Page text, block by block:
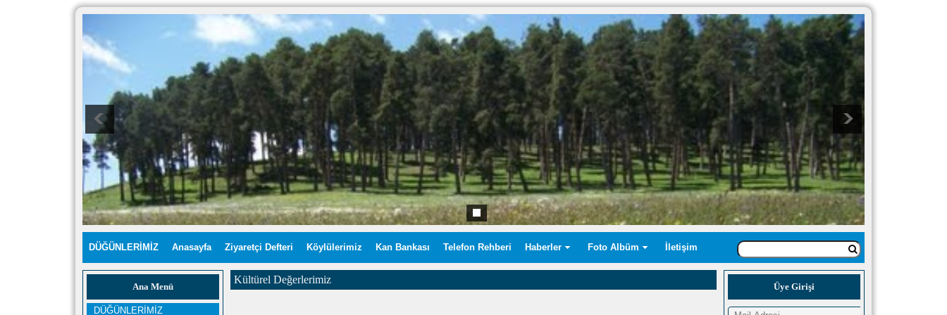
DÜĞÜNLERİMİZ Anasayfa Ziyaretçi Defteri Köylülerimiz Kan Bankası Telefon Rehberi Haberler Foto Albüm İletişim
Ana Menü
DÜĞÜNLERİMİZ
Kültürel Değerlerimiz
Üye Girişi